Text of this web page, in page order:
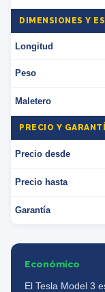
DIMENSIONES Y
Longitud
Peso
Maletero
PRECIO Y
Precio desde
Precio hasta
Garantía
Económico
El Tesla Model 3